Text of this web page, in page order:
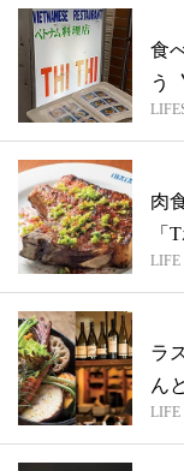
食
う
肉
「
LIFE
ラ
ん
LIFE